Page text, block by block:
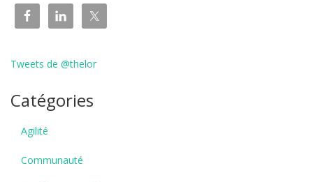
Tweets de @thelor
Catégories
Agilité
Communauté